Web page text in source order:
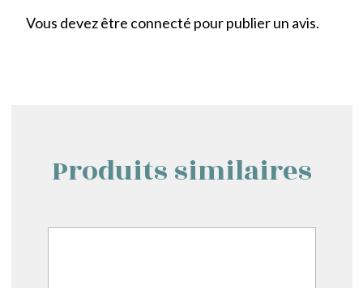
Vous devez être connecté pour publier un avis.
Produits similaires